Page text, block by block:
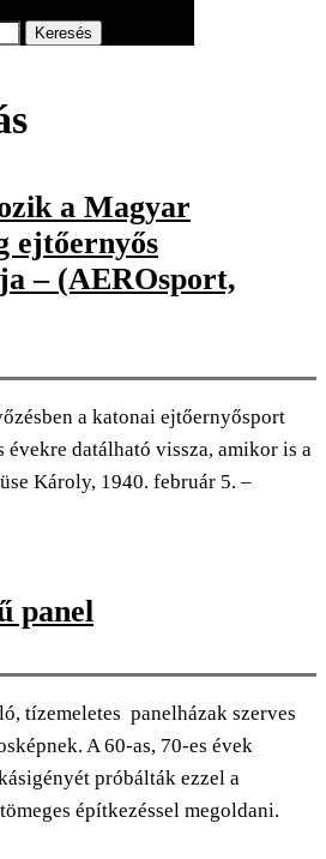
Keresés
a Magyar
ejtőernyős
– (AEROsport,
a katonai ejtőernyősport
évekre datálható vissza, amikor is a
Károly, 1940. február 5. –
panel
tízemeletes panelházak szerves
A 60-as, 70-es évek
próbálták ezzel a
építkezéssel megoldani.